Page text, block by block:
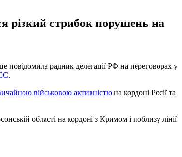
різкий стрибок порушень на
повідомила радник делегації РФ на переговорах у
.
військовою активністю на кордоні Росії та
області на кордоні з Кримом і поблизу лінії